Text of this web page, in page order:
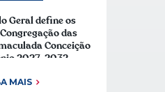
Geral define os
das
Conceição
2027–2032
MAIS